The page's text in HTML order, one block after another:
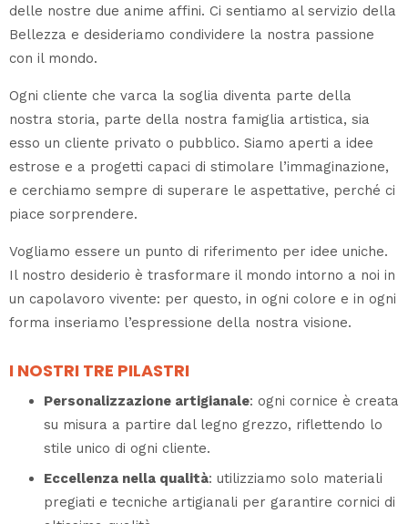
delle nostre due anime affini. Ci sentiamo al servizio della
Bellezza e desideriamo condividere la nostra passione
con il mondo.
Ogni cliente che varca la soglia diventa parte della
nostra storia, parte della nostra famiglia artistica, sia
esso un cliente privato o pubblico. Siamo aperti a idee
estrose e a progetti capaci di stimolare l’immaginazione,
e cerchiamo sempre di superare le aspettative, perché ci
piace sorprendere.
Vogliamo essere un punto di riferimento per idee uniche.
Il nostro desiderio è trasformare il mondo intorno a noi in
un capolavoro vivente: per questo, in ogni colore e in ogni
forma inseriamo l’espressione della nostra visione.
I NOSTRI TRE PILASTRI
Personalizzazione artigianale: ogni cornice è creata
su misura a partire dal legno grezzo, riflettendo lo
stile unico di ogni cliente.
Eccellenza nella qualità: utilizziamo solo materiali
pregiati e tecniche artigianali per garantire cornici di